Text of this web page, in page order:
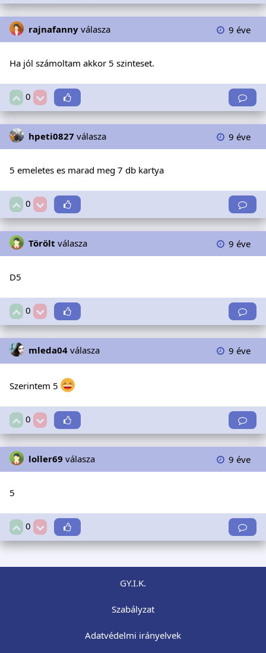
rajnafanny válasza 9 éve
Ha jól számoltam akkor 5 szinteset.
0
hpeti0827 válasza 9 éve
5 emeletes es marad meg 7 db kartya
0
Törölt válasza 9 éve
D5
0
mleda04 válasza 9 éve
Szerintem 5
0
loller69 válasza 9 éve
5
0
GY.I.K.
Szabályzat
Adatvédelmi irányelvek